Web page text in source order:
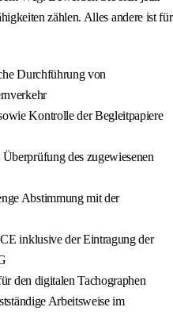
zählen. Alles andere ist für
Durchführung von
Kontrolle der Begleitpapiere
des zugewiesenen
Abstimmung mit der
inklusive der Eintragung der
den digitalen Tachographen
Arbeitsweise im